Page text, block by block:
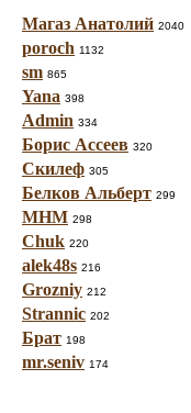
Магаз Анатолий 2040
poroch 1132
sm 865
Yana 398
Admin 334
Борис Ассеев 320
Скилеф 305
Белков Альберт 299
МНМ 298
Chuk 220
alek48s 216
Grozniy 212
Strannic 202
Брат 198
mr.seniv 174